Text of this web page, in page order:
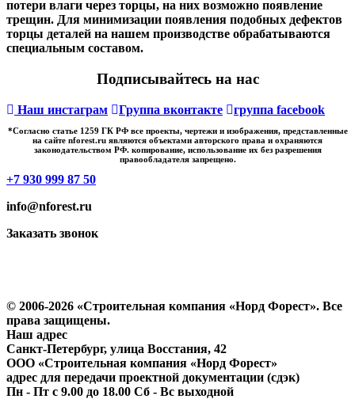
потери влаги через торцы, на них возможно появление
трещин. Для минимизации появления подобных дефектов
торцы деталей на нашем производстве обрабатываются
специальным составом.
Подписывайтесь на нас
Наш инстаграм Группа вконтакте группа facebook
*Cогласно статье 1259 ГК РФ все проекты, чертежи и изображения, представленные
на сайте nforest.ru являются объектами авторского права и охраняются
законодательством РФ. копирование, использование их без разрешения
правообладателя запрещено.
+7 930 999 87 50
info@nforest.ru
Заказать звонок
© 2006-2026 «Строительная компания «Норд Форест». Все
права защищены.
Наш адрес
​Санкт-Петербург, улица Восстания, 42
ООО «Строительная компания «Норд Форест»
адрес для передачи проектной документации (сдэк)
Пн - Пт с 9.00 до 18.00 Сб - Вс выходной